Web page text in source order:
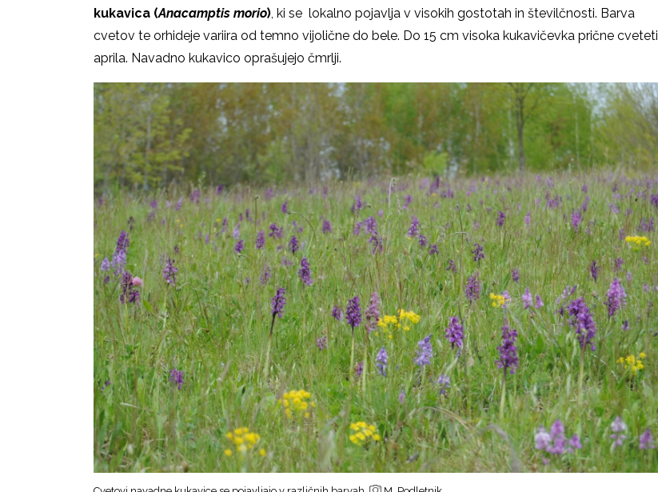
kukavica (Anacamptis morio), ki se lokalno pojavlja v visokih gostotah in številčnosti. Barva
cvetov te orhideje variira od temno vijolične do bele. Do 15 cm visoka kukavičevka prične cveteti
aprila. Navadno kukavico oprašujejo čmrlji.